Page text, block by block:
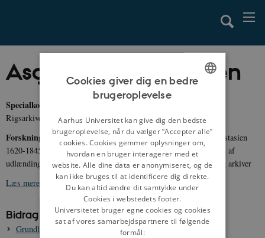
Asger Svane-Knudsen
Specialkonsulent,
Rigsarkivet
Forskningsområder:Danmark-Norges tropiske kolonier i Sydøstasien
1620-1845, dansk historie 1600- og 1700-tallet, administrationen af
udlændinge i 20. århundrede, krydsfeltet mellem konservering og arkiver
Læs mere om Asger Svane-Knudsen
Bidrag til danmarkshistorien.dk:
Grundlæggelsen af kolonien Tranquebar, 1620-1630
DANISH
Cookies giver dig en bedre
brugeroplevelse
Aarhus Universitet kan give dig den bedste
brugeroplevelse, når du vælger ”Accepter alle”
cookies. Cookies gemmer oplysninger om,
hvordan en bruger interagerer med et
website. Alle dine data er anonymiseret, og de
kan ikke bruges til at identificere dig direkte.
Du kan altid ændre dit samtykke under
Cookies i webstedets footer.
Universitetet bruger egne cookies og cookies
sat af vores samarbejdspartnere til følgende
formål: